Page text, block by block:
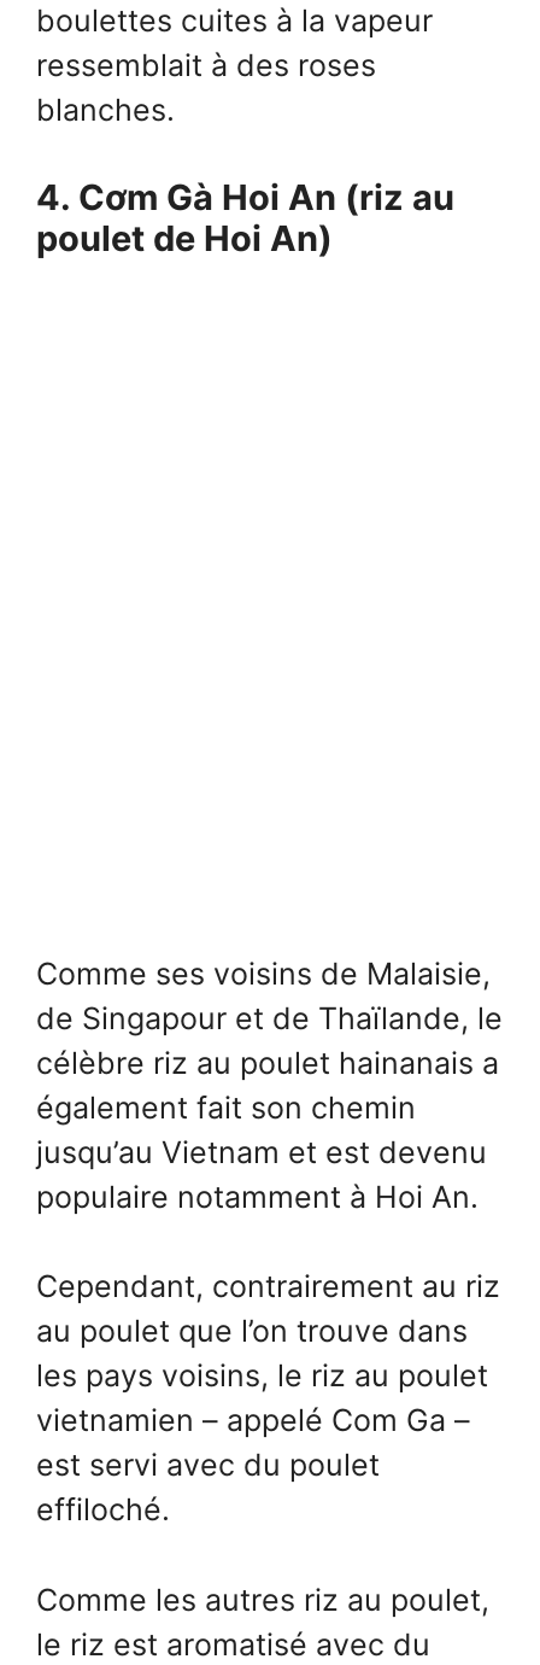
boulettes cuites à la vapeur
ressemblait à des roses
blanches.
4. Cơm Gà Hoi An (riz au
poulet de Hoi An)
Comme ses voisins de Malaisie,
de Singapour et de Thaïlande, le
célèbre riz au poulet hainanais a
également fait son chemin
jusqu’au Vietnam et est devenu
populaire notamment à Hoi An.
Cependant, contrairement au riz
au poulet que l’on trouve dans
les pays voisins, le riz au poulet
vietnamien – appelé Com Ga –
est servi avec du poulet
effiloché.
Comme les autres riz au poulet,
le riz est aromatisé avec du